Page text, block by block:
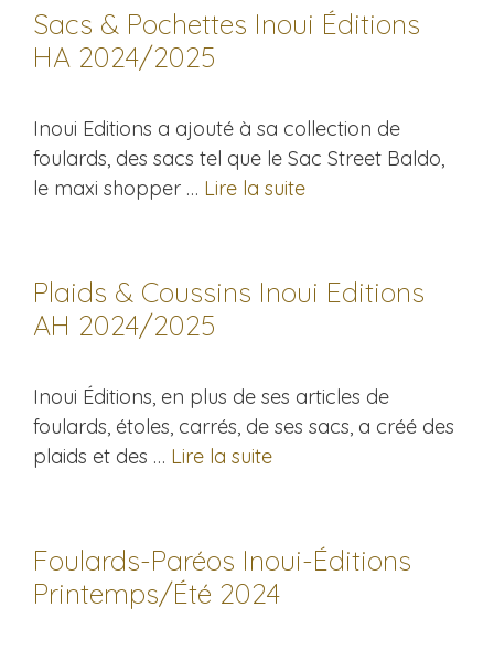
Sacs & Pochettes Inoui Éditions
HA 2024/2025
Inoui Editions a ajouté à sa collection de
foulards, des sacs tel que le Sac Street Baldo,
le maxi shopper … Lire la suite
Plaids & Coussins Inoui Editions
AH 2024/2025
Inoui Éditions, en plus de ses articles de
foulards, étoles, carrés, de ses sacs, a créé des
plaids et des … Lire la suite
Foulards-Paréos Inoui-Éditions
Printemps/Été 2024